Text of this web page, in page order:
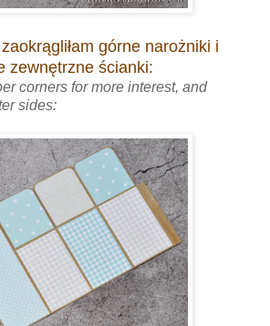
górne narożniki i
zewnętrzne ścianki:
corners for more interest, and
sides: